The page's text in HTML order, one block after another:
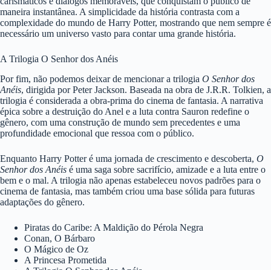
maneira instantânea. A simplicidade da história contrasta com a
complexidade do mundo de Harry Potter, mostrando que nem sempre é
necessário um universo vasto para contar uma grande história.
A Trilogia O Senhor dos Anéis
Por fim, não podemos deixar de mencionar a trilogia O Senhor dos
Anéis, dirigida por Peter Jackson. Baseada na obra de J.R.R. Tolkien, a
trilogia é considerada a obra-prima do cinema de fantasia. A narrativa
épica sobre a destruição do Anel e a luta contra Sauron redefine o
gênero, com uma construção de mundo sem precedentes e uma
profundidade emocional que ressoa com o público.
Enquanto Harry Potter é uma jornada de crescimento e descoberta, O
Senhor dos Anéis é uma saga sobre sacrifício, amizade e a luta entre o
bem e o mal. A trilogia não apenas estabeleceu novos padrões para o
cinema de fantasia, mas também criou uma base sólida para futuras
adaptações do gênero.
Piratas do Caribe: A Maldição do Pérola Negra
Conan, O Bárbaro
O Mágico de Oz
A Princesa Prometida